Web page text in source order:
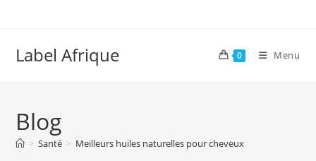
Label Afrique 0 Menu
Blog
> Santé > Meilleurs huiles naturelles pour cheveux